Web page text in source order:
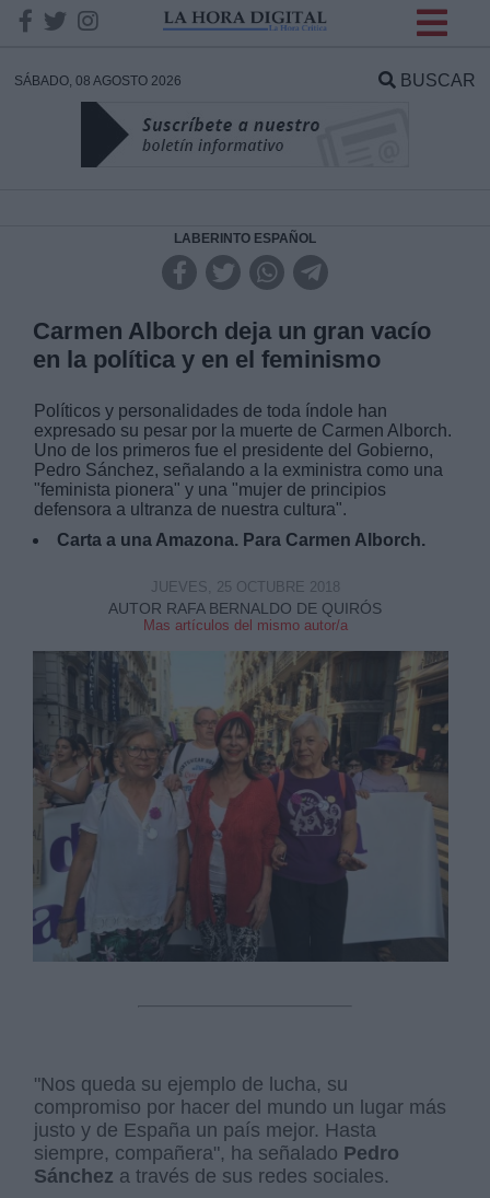
SÁBADO, 08 AGOSTO 2026 BUSCAR
LABERINTO ESPAÑOL
Carmen Alborch deja un gran vacío
en la política y en el feminismo
Políticos y personalidades de toda índole han
expresado su pesar por la muerte de Carmen Alborch.
Uno de los primeros fue el presidente del Gobierno,
Pedro Sánchez, señalando a la exministra como una
"feminista pionera" y una "mujer de principios
defensora a ultranza de nuestra cultura".
Carta a una Amazona. Para Carmen Alborch.
AUTOR RAFA BERNALDO DE QUIRÓS
Mas artículos del mismo autor/a
JUEVES, 25 OCTUBRE 2018
"Nos queda su ejemplo de lucha, su
compromiso por hacer del mundo un lugar más
justo y de España un país mejor. Hasta
siempre, compañera", ha señalado Pedro
Sánchez a través de sus redes sociales.
DATOS
Responsable:
Destinatarios:
Información adicional
link